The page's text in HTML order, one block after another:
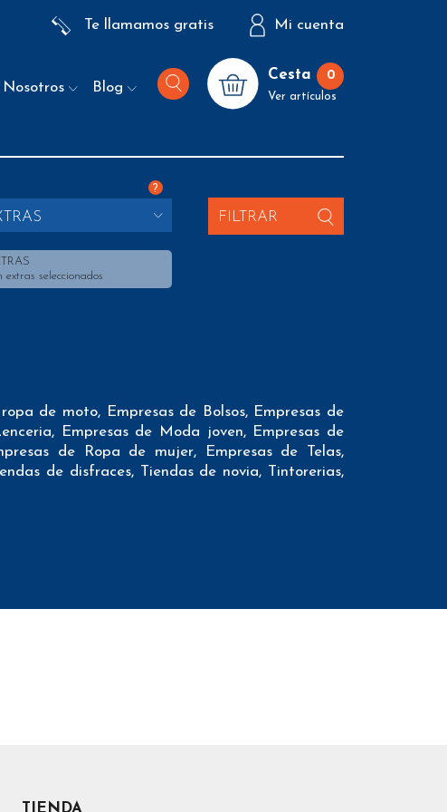
Te llamamos gratis Mi cuenta
Nosotros Blog
Cesta 0
Ver artículos
?
extras seleccionados
FILTRAR
de moto, Empresas de Bolsos, Empresas de
Empresas de Moda joven, Empresas de
de Ropa de mujer, Empresas de Telas,
de disfraces, Tiendas de novia, Tintorerias,
a nuestros clientes:
mediante un proveedor externo de forma que
TIENDA